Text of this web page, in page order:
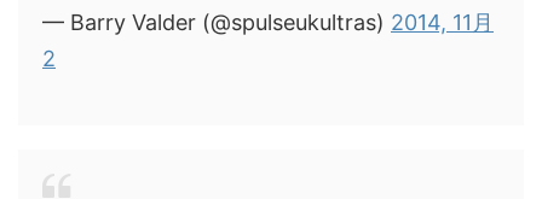
— Barry Valder (@spulseukultras) 2014, 11月
2